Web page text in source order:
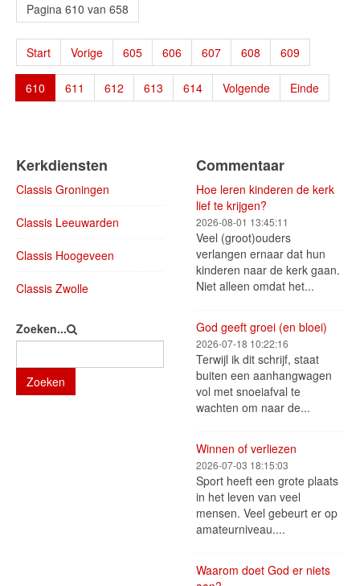
Pagina 610 van 658
Start Vorige 605 606 607 608 609
610 611 612 613 614 Volgende Einde
Kerkdiensten
Classis Groningen
Classis Leeuwarden
Classis Hoogeveen
Classis Zwolle
Zoeken...
Zoeken
Commentaar
Hoe leren kinderen de kerk
lief te krijgen?
2026-08-01 13:45:11
Veel (groot)ouders
verlangen ernaar dat hun
kinderen naar de kerk gaan.
Niet alleen omdat het...
God geeft groei (en bloei)
2026-07-18 10:22:16
Terwijl ik dit schrijf, staat
buiten een aanhangwagen
vol met snoeiafval te
wachten om naar de...
Winnen of verliezen
2026-07-03 18:15:03
Sport heeft een grote plaats
in het leven van veel
mensen. Veel gebeurt er op
amateurniveau....
Waarom doet God er niets